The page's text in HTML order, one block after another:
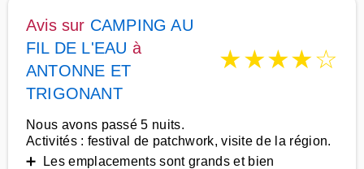
Avis sur CAMPING AU
FIL DE L'EAU à
ANTONNE ET
TRIGONANT
★★★★☆
Nous avons passé 5 nuits.
Activités : festival de patchwork, visite de la région.
➕ Les emplacements sont grands et bien